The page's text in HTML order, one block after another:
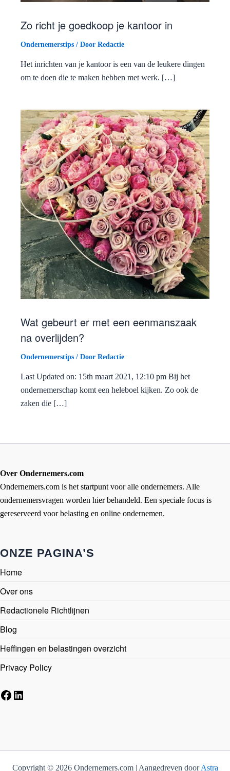
Zo richt je goedkoop je kantoor in
Ondernemerstips / Door Redactie
Het inrichten van je kantoor is een van de leukere dingen
om te doen die te maken hebben met werk. […]
Wat gebeurt er met een eenmanszaak
na overlijden?
Ondernemerstips / Door Redactie
Last Updated on: 15th maart 2021, 12:10 pm Bij het
ondernemerschap komt een heleboel kijken. Zo ook de
zaken die […]
Over Ondernemers.com
Ondernemers.com is het startpunt voor alle ondernemers. Alle
ondernemersvragen worden hier behandeld. Een speciale focus is
gereserveerd voor belasting en online ondernemen.
ONZE PAGINA’S
Home
Over ons
Redactionele Richtlijnen
Blog
Heffingen en belastingen overzicht
Privacy Policy
Facebook
LinkedIn
Copyright © 2026 Ondernemers.com | Aangedreven doorAstra